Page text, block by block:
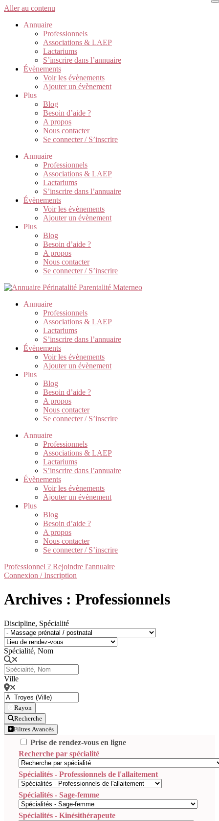
Aller au contenu
Annuaire
Professionnels
Associations & LAEP
Lactariums
S’inscrire dans l’annuaire
Évènements
Voir les évènements
Ajouter un évènement
Plus
Blog
Besoin d’aide ?
A propos
Nous contacter
Se connecter / S’inscrire
Annuaire
Professionnels
Associations & LAEP
Lactariums
S’inscrire dans l’annuaire
Évènements
Voir les évènements
Ajouter un évènement
Plus
Blog
Besoin d’aide ?
A propos
Nous contacter
Se connecter / S’inscrire
Annuaire
Professionnels
Associations & LAEP
Lactariums
S’inscrire dans l’annuaire
Évènements
Voir les évènements
Ajouter un évènement
Plus
Blog
Besoin d’aide ?
A propos
Nous contacter
Se connecter / S’inscrire
Annuaire
Professionnels
Associations & LAEP
Lactariums
S’inscrire dans l’annuaire
Évènements
Voir les évènements
Ajouter un évènement
Plus
Blog
Besoin d’aide ?
A propos
Nous contacter
Se connecter / S’inscrire
Professionnel ? Rejoindre l'annuaire
Connexion / Inscription
Archives : Professionnels
Discipline, Spécialité
Spécialité, Nom
Ville
Rayon
Recherche
Filtres Avancés
Prise de rendez-vous en ligne
Recherche par spécialité
Spécialités - Professionnels de l'allaitement
Spécialités - Sage-femme
Spécialités - Kinésithérapeute